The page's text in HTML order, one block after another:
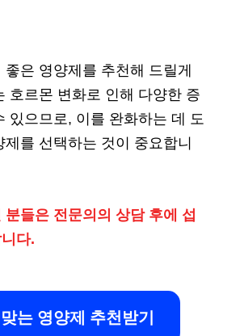
은 영양제를 추천해 드릴게
호르몬 변화로 인해 다양한 증
있으므로, 이를 완화하는 데 도
를 선택하는 것이 중요합니
분들은 전문의의 상담 후에 섭
다.
는 영양제 추천받기